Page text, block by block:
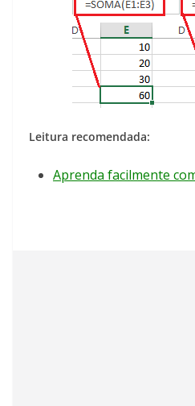
Leitura recomendada:
Aprenda facilmente